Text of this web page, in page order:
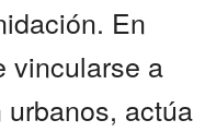
En
vincularse a
actúa